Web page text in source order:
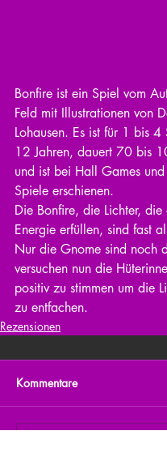
Bonfire ist ein Spiel vom
Feld mit Illustrationen von
Lohausen. Es ist für 1 bis
12 Jahren, dauert 70 bis
und ist bei Hall Games und
Spiele erschienen.
Die Bonfire, die Lichter,
Energie erfüllen, sind fast
Nur die Gnome sind noch
versuchen nun die
positiv zu stimmen um die
zu entfachen.
Rezensionen
Kommentare